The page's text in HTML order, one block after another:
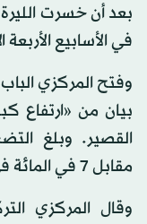
في الأسابيع الأربعة الأولى
وفتح المركزي
بيان من «ارتفاع
مقابل 7 في المائة في الشهر السابق.
وقال المركزي